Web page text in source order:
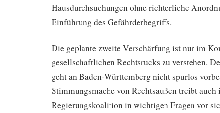
Hausdurchsuchungen ohne richterliche
Einführung des Gefährderbegriffs.
Die geplante zweite Verschärfung ist nur im
gesellschaftlichen Rechtsrucks zu verstehen.
geht an Baden-Württemberg nicht spurlos
Stimmungsmache von Rechtsaußen treibt
Regierungskoalition in wichtigen Fragen vor